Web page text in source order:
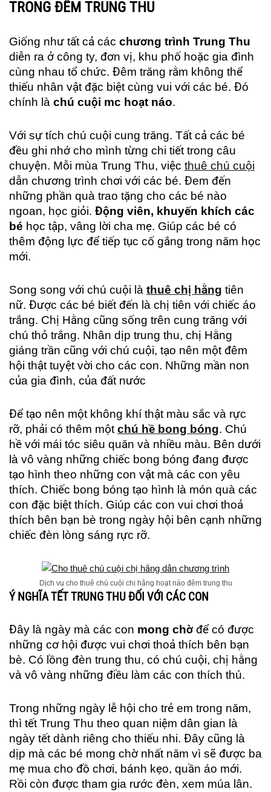
TRONG ĐÊM TRUNG THU
Giống như tất cả các chương trình Trung Thu
diễn ra ở công ty, đơn vị, khu phố hoặc gia đình
cùng nhau tổ chức. Đêm trăng rằm không thể
thiếu nhân vật đặc biệt cùng vui với các bé. Đó
chính là chú cuội mc hoạt náo.
Với sự tích chú cuội cung trăng. Tất cả các bé
đều ghi nhớ cho mình từng chi tiết trong câu
chuyện. Mỗi mùa Trung Thu, việc thuê chú cuội
dẫn chương trình chơi với các bé. Đem đến
những phần quà trao tặng cho các bé nào
ngoan, học giỏi. Động viên, khuyến khích các
bé học tập, vâng lời cha mẹ. Giúp các bé có
thêm động lực để tiếp tục cố gắng trong năm học
mới.
Song song với chú cuội là thuê chị hằng tiên
nữ. Được các bé biết đến là chị tiên với chiếc áo
trắng. Chị Hằng cũng sống trên cung trăng với
chú thỏ trắng. Nhân dịp trung thu, chị Hằng
giáng trần cũng với chú cuội, tạo nên một đêm
hội thật tuyệt vời cho các con. Những mần non
của gia đình, của đất nước
Để tạo nên một không khí thật màu sắc và rực
rỡ, phải có thêm một chú hề bong bóng. Chú
hề với mái tóc siêu quăn và nhiều màu. Bên dưới
là vô vàng những chiếc bong bóng đang được
tạo hình theo những con vật mà các con yêu
thích. Chiếc bong bóng tạo hình là món quà các
con đặc biệt thích. Giúp các con vui chơi thoả
thích bên bạn bè trong ngày hội bên cạnh những
chiếc đèn lòng sáng rực rỡ.
Dịch vụ cho thuê chú cuội chị hằng hoạt náo đêm trung thu
Ý NGHĨA TẾT TRUNG THU ĐỐI VỚI CÁC CON
Đây là ngày mà các con mong chờđể có được
những cơ hội được vui chơi thoả thích bên bạn
bè. Có lồng đèn trung thu, có chú cuội, chị hằng
và vô vàng những điều làm các con thích thú.
Trong những ngày lễ hội cho trẻ em trong năm,
thì tết Trung Thu theo quan niệm dân gian là
ngày tết dành riêng cho thiếu nhi. Đây cũng là
dịp mà các bé mong chờ nhất năm vì sẽ được ba
mẹ mua cho đồ chơi, bánh kẹo, quần áo mới.
Rồi còn được tham gia rước đèn, xem múa lân.